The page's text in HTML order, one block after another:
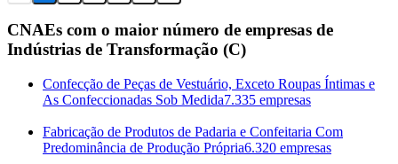
CNAEs com o maior número de empresas de
Indústrias de Transformação (C)
Confecção de Peças de Vestuário, Exceto Roupas Íntimas e
As Confeccionadas Sob Medida7.335 empresas
Fabricação de Produtos de Padaria e Confeitaria Com
Predominância de Produção Própria6.320 empresas